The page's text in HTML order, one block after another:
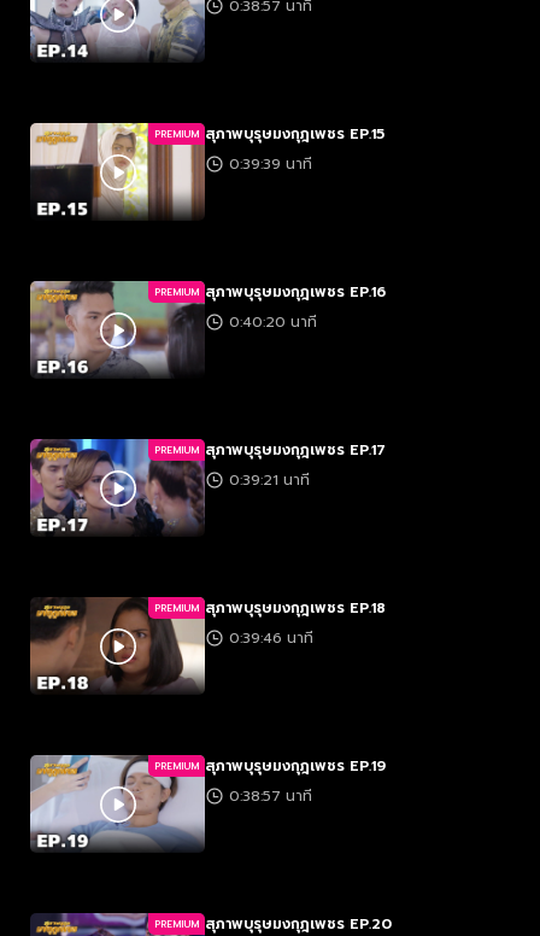
0:38:57 นาที
PREMIUM สุภาพบุรุษมงกุฎเพชร EP.15
0:39:39 นาที
PREMIUM สุภาพบุรุษมงกุฎเพชร EP.16
0:40:20 นาที
PREMIUM สุภาพบุรุษมงกุฎเพชร EP.17
0:39:21 นาที
PREMIUM สุภาพบุรุษมงกุฎเพชร EP.18
0:39:46 นาที
PREMIUM สุภาพบุรุษมงกุฎเพชร EP.19
0:38:57 นาที
PREMIUM สุภาพบุรุษมงกุฎเพชร EP.20